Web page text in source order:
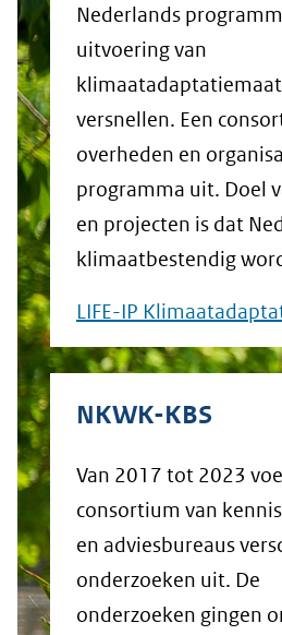
Nederlands
uitvoering van
versnellen. Een
overheden en
programma uit. Doel
en projecten is dat
klimaatbestendig
LIFE-IP
NKWK-KBS
Van 2017 tot 2023
consortium van
en adviesbureaus
onderzoeken uit. De
onderzoeken gingen